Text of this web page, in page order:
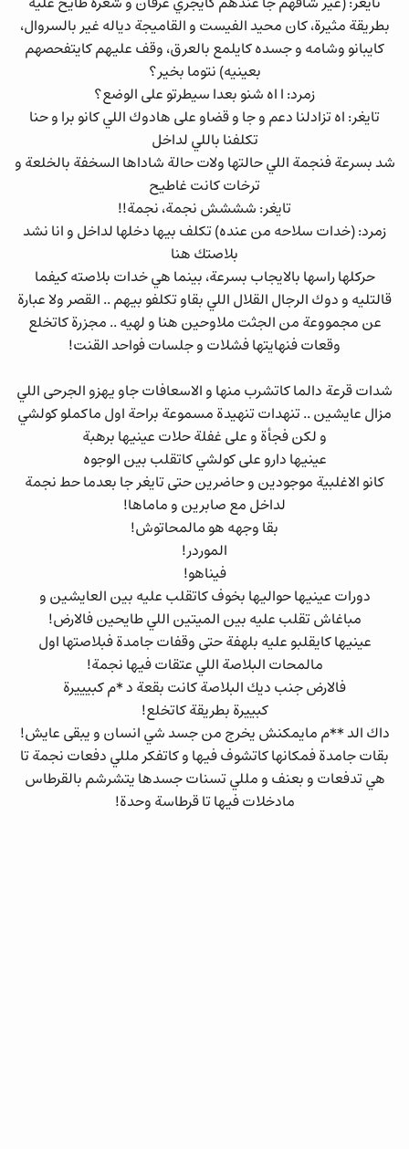
بطريقة مثيرة، كان محيد الفيست و القاميجة دياله غير بالسروال،
كايبانو وشامه و جسده كايلمع بالعرق، وقف عليهم كايتفحصهم
بعينيه) نتوما بخير؟
زمرد: ا اه شنو بعدا سيطرتو على الوضع؟
تايغر: اه تزادلنا دعم و جا و قضاو على هادوك اللي كانو برا و حنا
تكلفنا باللي لداخل
شد بسرعة فنجمة اللي حالتها ولات حالة شاداها السخفة بالخلعة و
ترخات كانت غاطيح
تايغر: شششش نجمة، نجمة!!
زمرد: (خدات سلاحه من عنده) تكلف بيها دخلها لداخل و انا نشد
بلاصتك هنا
حركلها راسها بالايجاب بسرعة، بينما هي خدات بلاصته كيفما
قالتليه و دوك الرجال القلال اللي بقاو تكلفو بيهم .. القصر ولا عبارة
عن مجمووعة من الجثت ملاوحين هنا و لهيه .. مجزرة كاتخلع
وقعات فنهايتها فشلات و جلسات فواحد القنت!
شدات قرعة دالما كاتشرب منها و الاسعافات جاو يهزو الجرحى اللي
مزال عايشين .. تنهدات تنهيدة مسموعة براحة اول ماكملو كولشي
و لكن فجأة و على غفلة حلات عينيها برهبة
عينيها دارو على كولشي كاتقلب بين الوجوه
كانو الاغلبية موجودين و حاضرين حتى تايغر جا بعدما حط نجمة
لداخل مع صابرين و ماماها!
بقا وجهه هو مالمحاتوش!
الموردر!
فيناهو!
دورات عينيها حواليها بخوف كاتقلب عليه بين العايشين و
مباغاش تقلب عليه بين الميتين اللي طايحين فالارض!
عينيها كايقلبو عليه بلهفة حتى وقفات جامدة فبلاصتها اول
مالمحات البلاصة اللي عتقات فيها نجمة!
فالارض جنب ديك البلاصة كانت بقعة د *م كبيييرة
كبييرة بطريقة كاتخلع!
داك الد **م مايمكنش يخرج من جسد شي انسان و يبقى عايش!
بقات جامدة فمكانها كاتشوف فيها و كاتفكر مللي دفعات نجمة تا
هي تدفعات و بعنف و مللي تسنات جسدها يتشرشم بالقرطاس
مادخلات فيها تا قرطاسة وحدة!